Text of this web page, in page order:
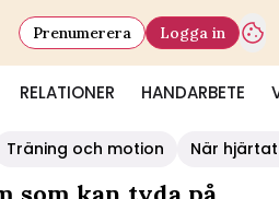
RELATIONER HANDARBETE
Prenumerera Logga in
Träning och motion När